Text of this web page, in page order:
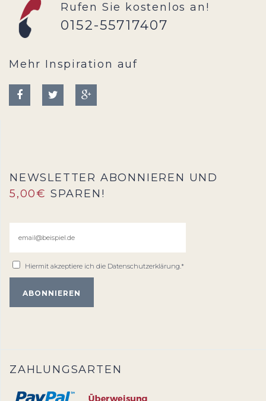
Rufen Sie kostenlos an!
0152-55717407
Mehr Inspiration auf
NEWSLETTER ABONNIEREN UND
5,00€ SPAREN!
Hiermit akzeptiere ich die Datenschutzerklärung.*
ZAHLUNGSARTEN